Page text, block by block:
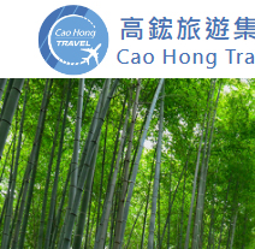
首頁
團體旅遊
國內旅遊